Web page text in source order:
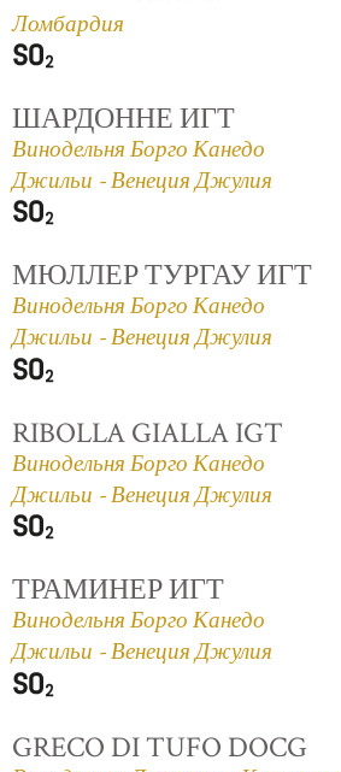
Ломбардия
ШАРДОННЕ ИГТ
Винодельня Борго Канедо
Джильи - Венеция Джулия
МЮЛЛЕР ТУРГАУ ИГТ
Винодельня Борго Канедо
Джильи - Венеция Джулия
RIBOLLA GIALLA IGT
Винодельня Борго Канедо
Джильи - Венеция Джулия
ТРАМИНЕР ИГТ
Винодельня Борго Канедо
Джильи - Венеция Джулия
GRECO DI TUFO DOCG